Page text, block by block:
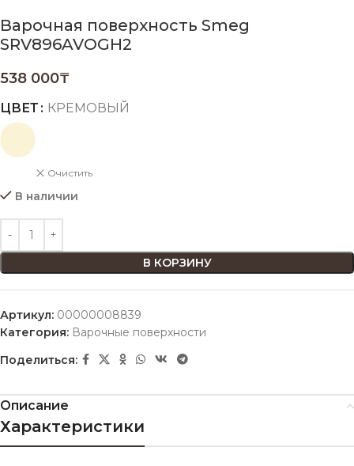
Варочная поверхность Smeg
SRV896AVOGH2
538 000₸
ЦВЕТ КРЕМОВЫЙ
Очистить
В наличии
В КОРЗИНУ
Артикул: 00000008839
Категория: Варочные поверхности
Поделиться:
Описание
Характеристики